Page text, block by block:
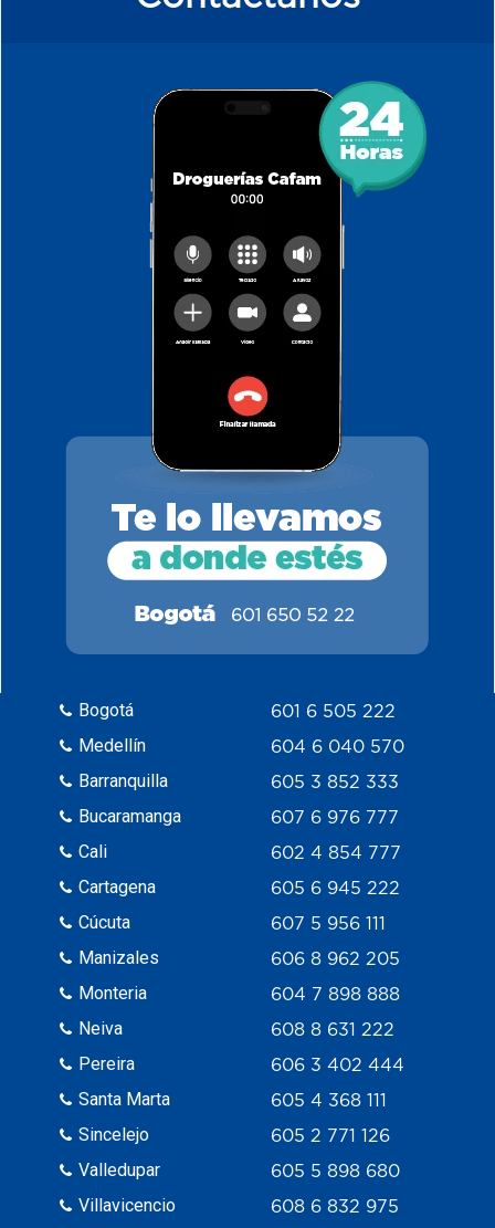
Bogotá
Medellín
Barranquilla
Bucaramanga
Cali
Cartagena
Cúcuta
Manizales
Monteria
Neiva
Pereira
Santa Marta
Sincelejo
Valledupar
Villavicencio
601 6 505 222
604 6 040 570
605 3 852 333
607 6 976 777
602 4 854 777
605 6 945 222
607 5 956 111
606 8 962 205
604 7 898 888
608 8 631 222
606 3 402 444
605 4 368 111
605 2 771 126
605 5 898 680
608 6 832 975